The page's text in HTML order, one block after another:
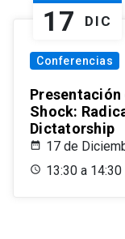
17 DIC
Conferencias
Shock:
Dictatorship
17 de
13:30 a 14:30